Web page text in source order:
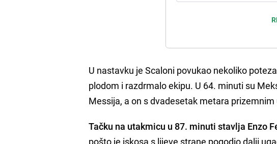
U nastavku je Scaloni povukao nekoliko
plodom i razdrmalo ekipu. U 64. minuti su
Messija, a on s dvadesetak metara
Tačku na utakmicu u 87. minuti stavlja Enzo
pošto je iskosa s lijeve strane pogodio dalji